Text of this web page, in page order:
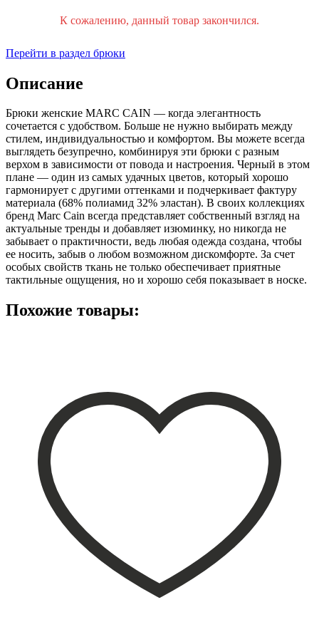
К сожалению, данный товар закончился.
Перейти в раздел брюки
Описание
Брюки женские MARC CAIN — когда элегантность
сочетается с удобством. Больше не нужно выбирать между
стилем, индивидуальностью и комфортом. Вы можете всегда
выглядеть безупречно, комбинируя эти брюки с разным
верхом в зависимости от повода и настроения. Черный в этом
плане — один из самых удачных цветов, который хорошо
гармонирует с другими оттенками и подчеркивает фактуру
материала (68% полиамид 32% эластан). В своих коллекциях
бренд Marc Cain всегда представляет собственный взгляд на
актуальные тренды и добавляет изюминку, но никогда не
забывает о практичности, ведь любая одежда создана, чтобы
ее носить, забыв о любом возможном дискомфорте. За счет
особых свойств ткань не только обеспечивает приятные
тактильные ощущения, но и хорошо себя показывает в носке.
Похожие товары: